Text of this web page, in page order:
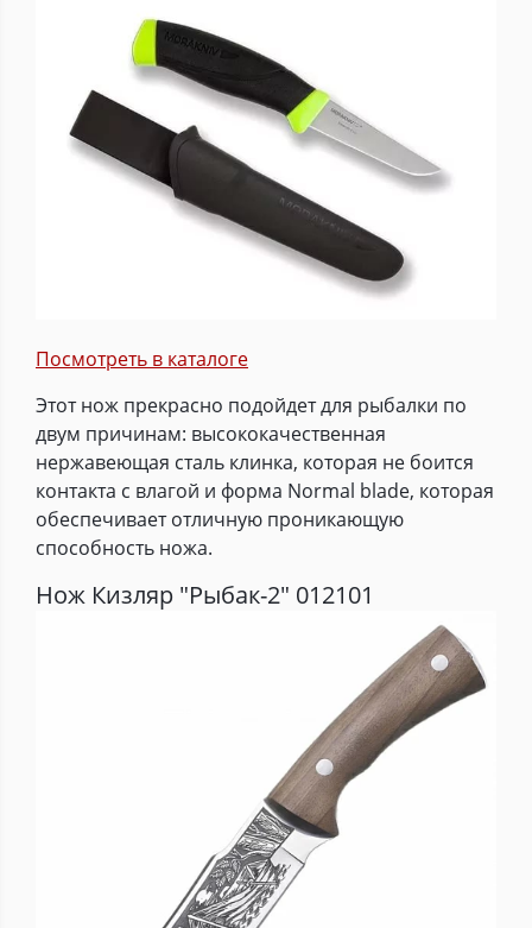
Посмотреть в каталоге
Этот нож прекрасно подойдет для рыбалки по
двум причинам: высококачественная
нержавеющая сталь клинка, которая не боится
контакта с влагой и форма Normal blade, которая
обеспечивает отличную проникающую
способность ножа.
Нож Кизляр "Рыбак-2" 012101